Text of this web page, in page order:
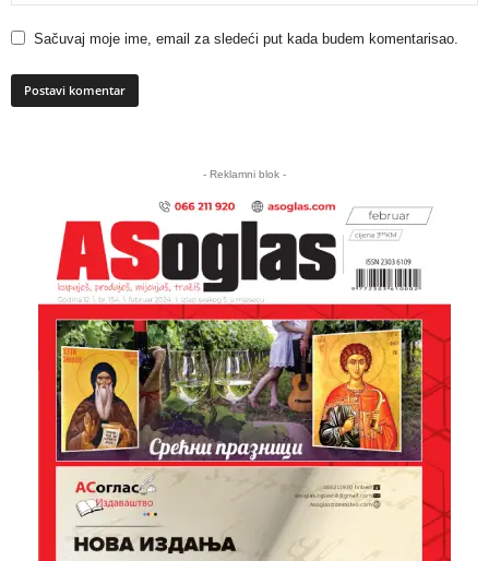
Sačuvaj moje ime, email za sledeći put kada budem komentarisao.
- Reklamni blok -